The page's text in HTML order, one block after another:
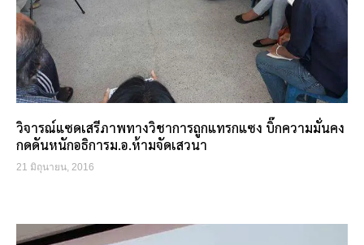
วิจารณ์แซดเสรีภาพทางวิชาการถูกแทรกแซง บิ๊กความมั่นคง
กดดันหนักอธิการม.อ.ห้ามจัดเสวนา
21 มิถุนายน, 2016